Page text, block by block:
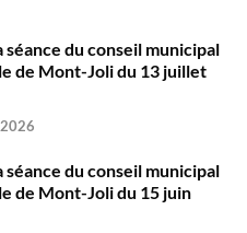
séance du conseil municipal
de Mont-Joli du 13 juillet
séance du conseil municipal
de Mont-Joli du 15 juin